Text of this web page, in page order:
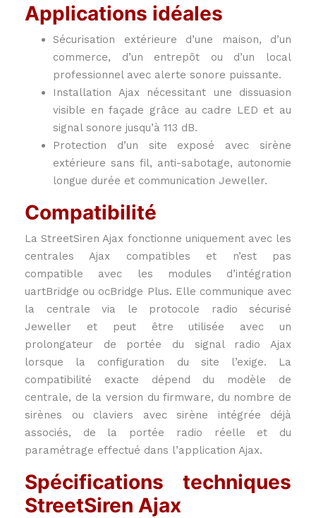
Applications idéales
Sécurisation extérieure d’une maison, d’un
commerce, d’un entrepôt ou d’un local
professionnel avec alerte sonore puissante.
Installation Ajax nécessitant une dissuasion
visible en façade grâce au cadre LED et au
signal sonore jusqu’à 113 dB.
Protection d’un site exposé avec sirène
extérieure sans fil, anti-sabotage, autonomie
longue durée et communication Jeweller.
Compatibilité
La StreetSiren Ajax fonctionne uniquement avec les
centrales Ajax compatibles et n’est pas
compatible avec les modules d’intégration
uartBridge ou ocBridge Plus. Elle communique avec
la centrale via le protocole radio sécurisé
Jeweller et peut être utilisée avec un
prolongateur de portée du signal radio Ajax
lorsque la configuration du site l’exige. La
compatibilité exacte dépend du modèle de
centrale, de la version du firmware, du nombre de
sirènes ou claviers avec sirène intégrée déjà
associés, de la portée radio réelle et du
paramétrage effectué dans l’application Ajax.
Spécifications techniques
StreetSiren Ajax